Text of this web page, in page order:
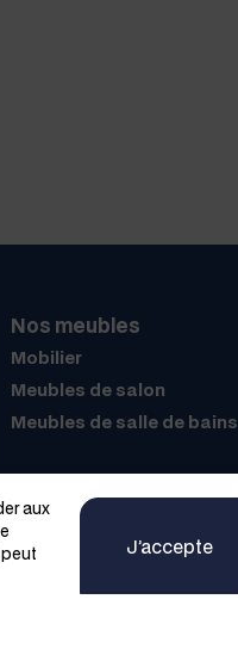
aux
J’accepte
Nos meubles
Mobilier
Meubles de salon
Meubles de salle de bains